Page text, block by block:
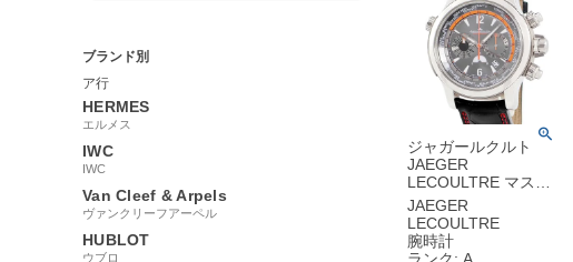
ブランド別
ア行
HERMES
エルメス
IWC
IWC
Van Cleef & Arpels
ヴァンクリーフアーペル
HUBLOT
ウブロ
ジャガールクルト
JAEGER
LECOULTRE マスタ
ー コンプレッサー エ
クストリーム
Q1766410 150.6.22
OH済 Pt950 限定 メ
JAEGER
LECOULTRE
腕時計